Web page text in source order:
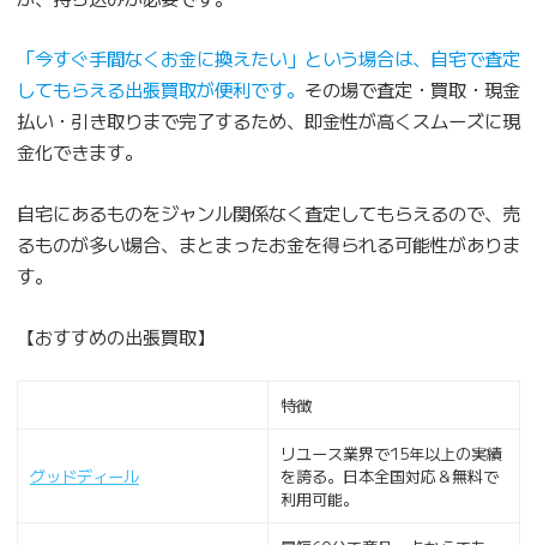
「今すぐ手間なくお金に換えたい」という場合は、自宅で査定
してもらえる出張買取が便利です。 その場で査定・買取・現金
払い・引き取りまで完了するため、即金性が高くスムーズに現
金化できます。
自宅にあるものをジャンル関係なく査定してもらえるので、売
るものが多い場合、まとまったお金を得られる可能性がありま
す。
【おすすめの出張買取】
特徴
グッドディール
リユース業界で15年以上の実績
を誇る。日本全国対応＆無料で
利用可能。